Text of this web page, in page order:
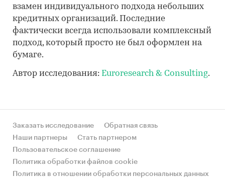
взамен индивидуального подхода небольших
кредитных организаций. Последние
фактически всегда использовали комплексный
подход, который просто не был оформлен на
бумаге.
Автор исследования: Euroresearch & Consulting.
Заказать исследование
Обратная связь
Наши партнеры
Стать партнером
Пользовательское соглашение
Политика обработки файлов cookie
Политика в отношении обработки персональных данных